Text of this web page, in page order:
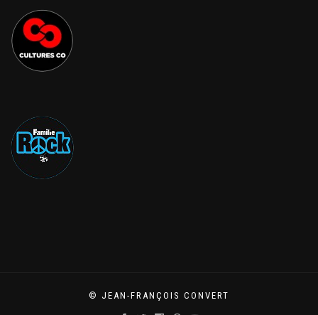
© JEAN-FRANÇOIS CONVERT